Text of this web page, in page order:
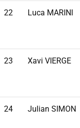
22 Luca MARINI
23 Xavi VIERGE
24 Julian SIMON